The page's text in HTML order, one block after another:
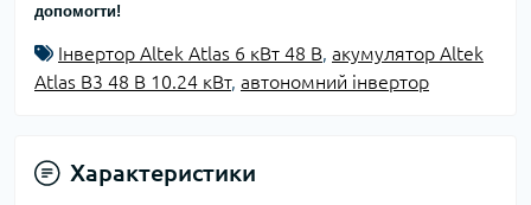
допомогти!
Інвертор Altek Atlas 6 кВт 48 В, акумулятор Altek
Atlas B3 48 В 10.24 кВт, автономний інвертор
Характеристики